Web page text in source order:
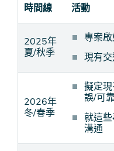
間
表
時間線 活動
2025年
夏/秋季
專案
現有
2026年
冬/春季
擬定
誤/可
就這
溝通